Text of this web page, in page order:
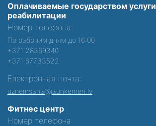
Оплачиваемые государством услуги
реабилитации
Номер телефона:
По рабочим дням до 16:00
+371 28369340
+371 67733522
Електронная почта:
uznemsana@jaunkemeri.lv
Фитнес центр
Номер телефона: